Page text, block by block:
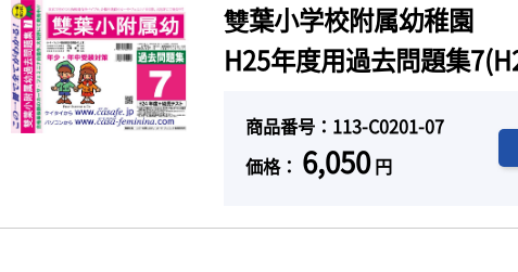
雙葉小学校附属幼稚園
H25年度用過去問題集
商品番号：113-C0201-07
価格： 6,050円